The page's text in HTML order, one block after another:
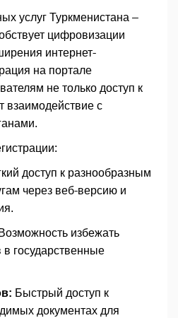
услуг Туркменистана –
цифровизации
интернет-
на портале
не только доступ к
взаимодействие с
доступ к разнообразным
через веб-версию и
Возможность избежать
в государственные
Быстрый доступ к
документах для